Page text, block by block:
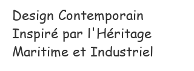
Design Contemporain
Inspiré par l'Héritage
Maritime et Industriel